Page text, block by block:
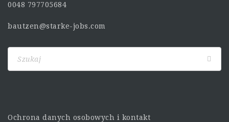
0048 797705684
bautzen@starke-jobs.com
Ochrona danych osobowych i kontakt